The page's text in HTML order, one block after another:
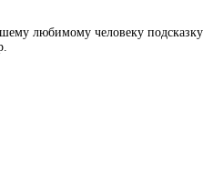
любимому человеку подсказку